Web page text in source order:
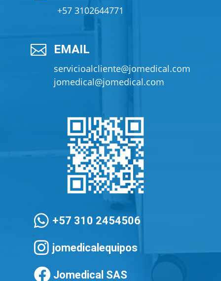
+57 3102644771
 EMAIL
servicioalcliente@jomedical.com
jomedical@jomedical.com
 +57 310 2454506
 jomedicalequipos
 Jomedical SAS